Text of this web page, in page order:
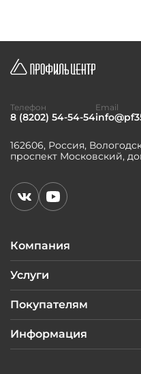
Компания
Услуги
Покупателям
Информация
162606, Россия,
проспект Московский,
Телефон
8 (8202) 54-54-54
Email